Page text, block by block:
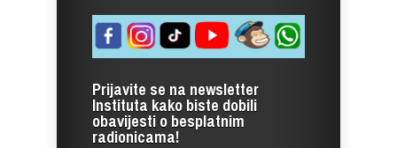
Prijavite se na newsletter
Instituta kako biste dobili
obavijesti o besplatnim
radionicama!